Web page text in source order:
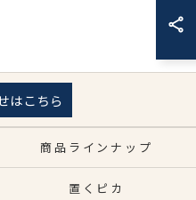
はこちら
商品ラインナップ
置くピカ